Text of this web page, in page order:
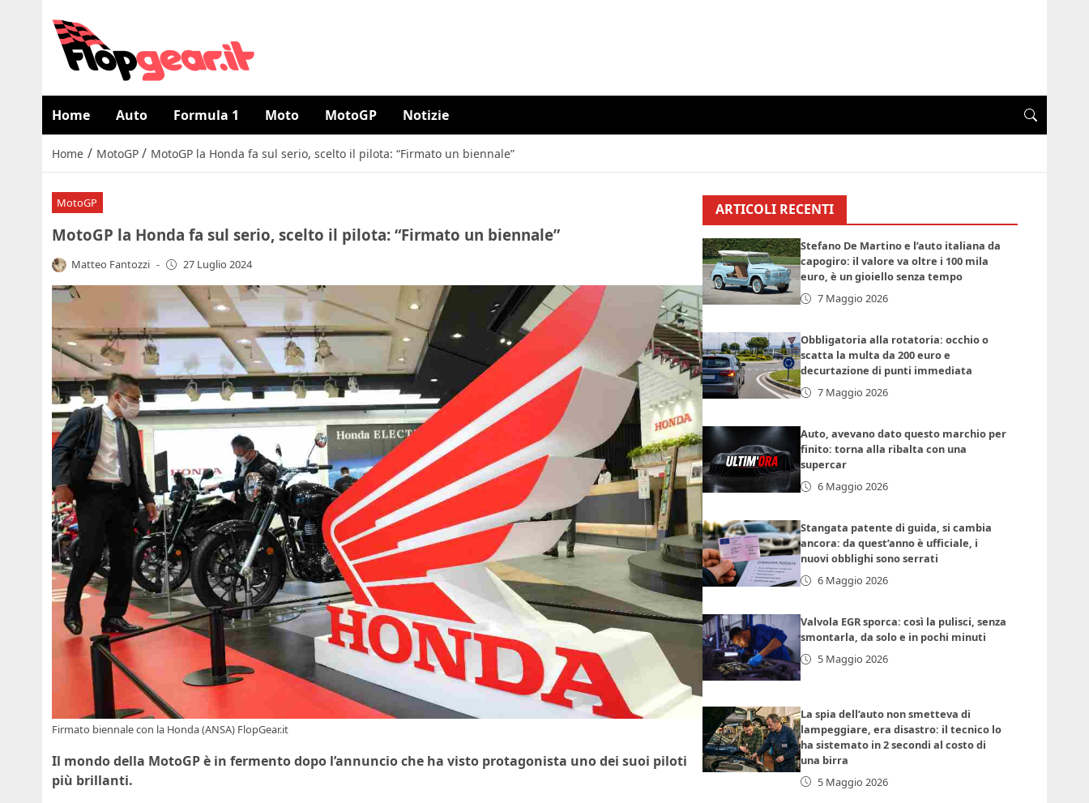
Home Auto Formula 1 Moto MotoGP Notizie
Home / MotoGP / MotoGP la Honda fa sul serio, scelto il pilota: “Firmato un biennale”
MotoGP
MotoGP la Honda fa sul serio, scelto il pilota: “Firmato un biennale”
Matteo Fantozzi - 27 Luglio 2024
Firmato biennale con la Honda (ANSA) FlopGear.it
Il mondo della MotoGP è in fermento dopo l’annuncio che ha visto protagonista uno dei suoi piloti
più brillanti.
ARTICOLI RECENTI
Stefano De Martino e l’auto italiana da
capogiro: il valore va oltre i 100 mila
euro, è un gioiello senza tempo
7 Maggio 2026
Obbligatoria alla rotatoria: occhio o
scatta la multa da 200 euro e
decurtazione di punti immediata
7 Maggio 2026
Auto, avevano dato questo marchio per
finito: torna alla ribalta con una
supercar
6 Maggio 2026
Stangata patente di guida, si cambia
ancora: da quest’anno è ufficiale, i
nuovi obblighi sono serrati
6 Maggio 2026
Valvola EGR sporca: così la pulisci, senza
smontarla, da solo e in pochi minuti
5 Maggio 2026
La spia dell’auto non smetteva di
lampeggiare, era disastro: il tecnico lo
ha sistemato in 2 secondi al costo di
una birra
5 Maggio 2026